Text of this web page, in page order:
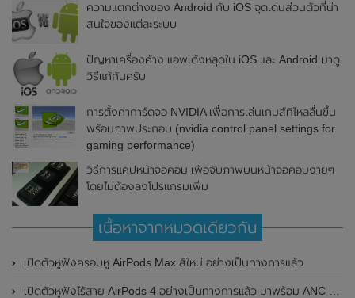
ความแตกต่างของ Android กับ iOS จุดเด่นส่วนตัวที่น่า
สนใจของแต่ละระบบ
ปัญหาเครื่องค้าง แอพเด้งหลุดใน iOS และ Android มาดู
วิธีแก้กันครับ
การตั้งค่าการ์ดจอ NVIDIA เพื่อการเล่นเกมส์ที่ไหลลื่นขึ้น
พร้อมภาพประกอบ (nvidia control panel settings for
gaming performance)
วิธีการแคปหน้าจอคอม เพื่อจับภาพบนหน้าจอคอมง่ายๆ
โดยไม่ต้องลงโปรแกรมเพิ่ม
เนื้อหาจากหมวดเดียวกัน
เปิดตัวหูฟังครอบหู AirPods Max สีใหม่ อย่างเป็นทางการแล้ว
เปิดตัวหูฟังไร้สาย AirPods 4 อย่างเป็นทางการแล้ว มาพร้อม ANC และฟีเจอร์ใหม่มากมาย